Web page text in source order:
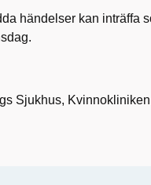
händelser kan inträffa
Sjukhus,